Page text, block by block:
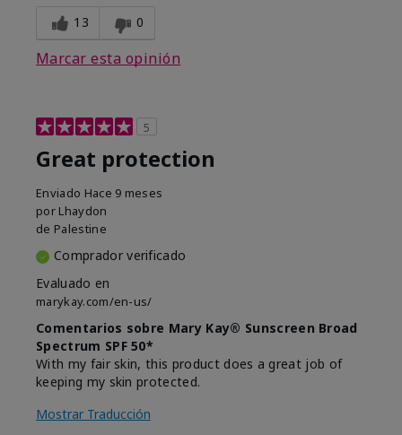
13 0
Marcar esta opinión
5
Great protection
Enviado Hace 9 meses
por Lhaydon
de Palestine
Comprador verificado
Evaluado en
marykay.com/en-us/
Comentarios sobre Mary Kay® Sunscreen Broad
Spectrum SPF 50*
With my fair skin, this product does a great job of
keeping my skin protected.
Mostrar Traducción